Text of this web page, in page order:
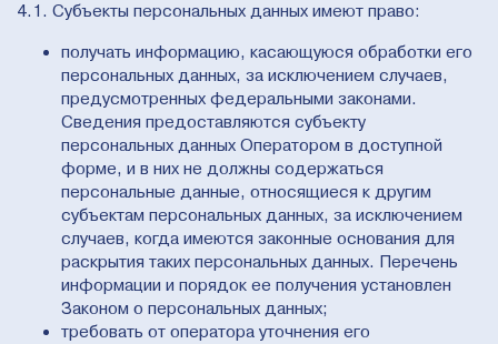
4.1. Субъекты персональных данных имеют право:
получать информацию, касающуюся обработки его
персональных данных, за исключением случаев,
предусмотренных федеральными законами.
Сведения предоставляются субъекту
персональных данных Оператором в доступной
форме, и в них не должны содержаться
персональные данные, относящиеся к другим
субъектам персональных данных, за исключением
случаев, когда имеются законные основания для
раскрытия таких персональных данных. Перечень
информации и порядок ее получения установлен
Законом о персональных данных;
требовать от оператора уточнения его